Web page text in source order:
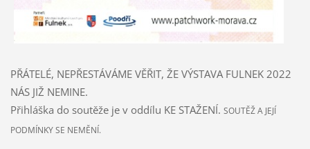
PŘÁTELÉ, NEPŘESTÁVÁME VĚŘIT, ŽE VÝSTAVA FULNEK 2022
NÁS JIŽ NEMINE.
Přihláška do soutěže je v oddílu KE STAŽENÍ. SOUTĚŽ A JEJÍ
PODMÍNKY SE NEMĚNÍ.